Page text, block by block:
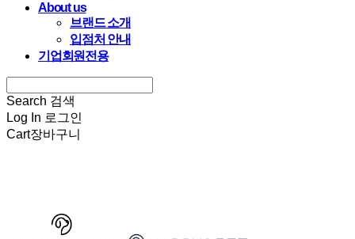
About us
브랜드 소개
입점처 안내
기업회원전용
Search 검색
Log In 로그인
Cart장바구니